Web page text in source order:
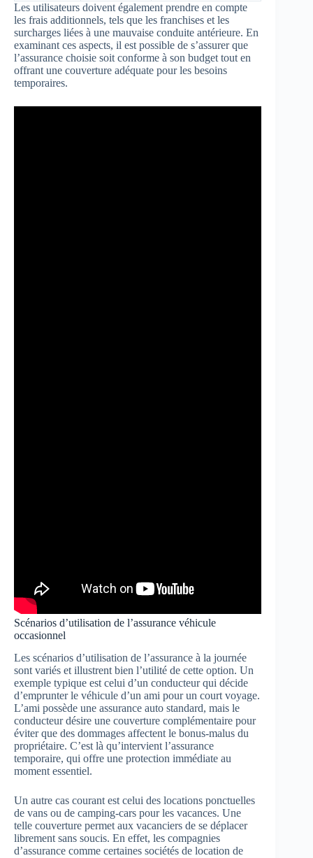
Les utilisateurs doivent également prendre en compte
les frais additionnels, tels que les franchises et les
surcharges liées à une mauvaise conduite antérieure. En
examinant ces aspects, il est possible de s’assurer que
l’assurance choisie soit conforme à son budget tout en
offrant une couverture adéquate pour les besoins
temporaires.
Scénarios d’utilisation de l’assurance véhicule
occasionnel
Les scénarios d’utilisation de l’assurance à la journée
sont variés et illustrent bien l’utilité de cette option. Un
exemple typique est celui d’un conducteur qui décide
d’emprunter le véhicule d’un ami pour un court voyage.
L’ami possède une assurance auto standard, mais le
conducteur désire une couverture complémentaire pour
éviter que des dommages affectent le bonus-malus du
propriétaire. C’est là qu’intervient l’assurance
temporaire, qui offre une protection immédiate au
moment essentiel.
Un autre cas courant est celui des locations ponctuelles
de vans ou de camping-cars pour les vacances. Une
telle couverture permet aux vacanciers de se déplacer
librement sans soucis. En effet, les compagnies
d’assurance comme certaines sociétés de location de